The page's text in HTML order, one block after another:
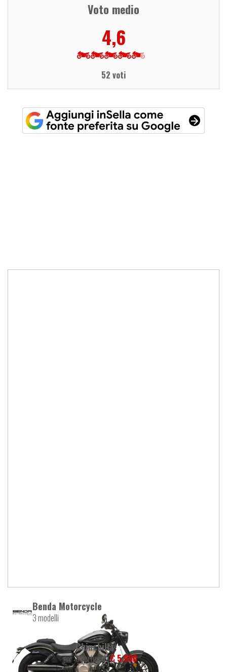
Benda Motorcycle
3 modelli
Chinchilla
a partire da€ 5.990
Voto medio
4,6
52 voti